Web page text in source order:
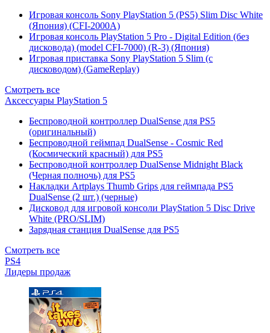
Игровая консоль Sony PlayStation 5 (PS5) Slim Disc White
(Япония) (CFI-2000A)
Игровая консоль PlayStation 5 Pro - Digital Edition (без
дисковода) (model CFI-7000) (R-3) (Япония)
Игровая приставка Sony PlayStation 5 Slim (с
дисководом) (GameReplay)
Смотреть все
Аксессуары PlayStation 5
Беспроводной контроллер DualSense для PS5
(оригинальный)
Беспроводной геймпад DualSense - Cosmic Red
(Космический красный) для PS5
Беспроводной контроллер DualSense Midnight Black
(Черная полночь) для PS5
Накладки Artplays Thumb Grips для геймпада PS5
DualSense (2 шт.) (черные)
Дисковод для игровой консоли PlayStation 5 Disc Drive
White (PRO/SLIM)
Зарядная станция DualSense для PS5
Смотреть все
PS4
Лидеры продаж